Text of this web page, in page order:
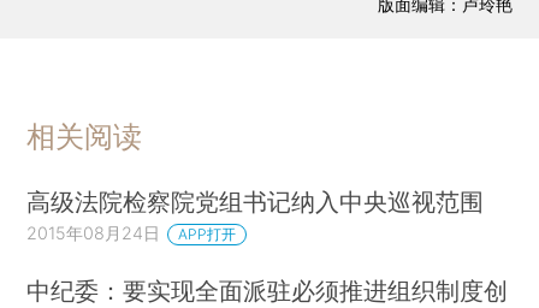
版面编辑：卢玲艳
相关阅读
高级法院检察院党组书记纳入中央巡视范围
2015年08月24日 APP打开
中纪委：要实现全面派驻必须推进组织制度创